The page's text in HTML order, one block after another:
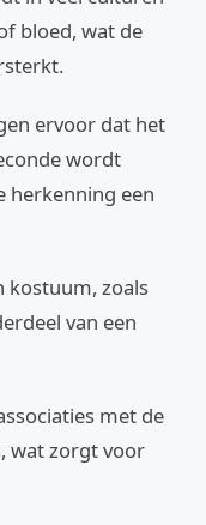
bloed, wat de
ervoor dat het
wordt
herkenning een
kostuum, zoals
van een
met de
wat zorgt voor